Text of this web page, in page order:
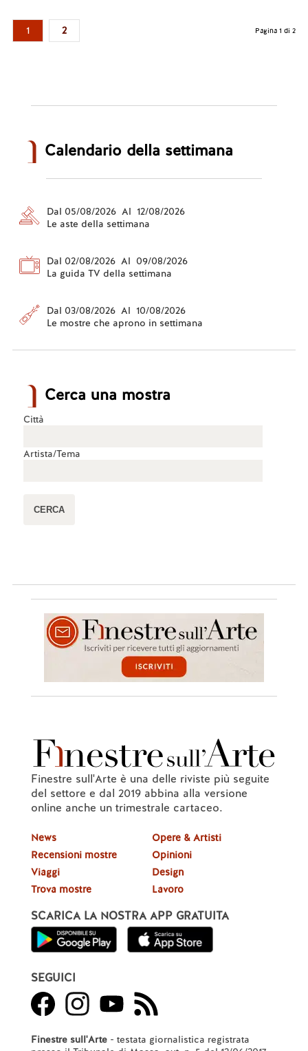
1 2 Pagina 1 di 2
Calendario della settimana
Dal 05/08/2026 Al 12/08/2026
Le aste della settimana
Dal 02/08/2026 Al 09/08/2026
La guida TV della settimana
Dal 03/08/2026 Al 10/08/2026
Le mostre che aprono in settimana
Cerca una mostra
Città
Artista/Tema
Finestre sull'Arte è una delle riviste più seguite
del settore e dal 2019 abbina alla versione
online anche un trimestrale cartaceo.
News
Recensioni mostre
Viaggi
Trova mostre
Opere & Artisti
Opinioni
Design
Lavoro
SCARICA LA NOSTRA APP GRATUITA
SEGUICI
Finestre sull'Arte- testata giornalistica registrata